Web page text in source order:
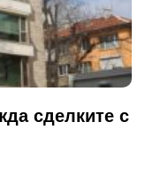
сделките с